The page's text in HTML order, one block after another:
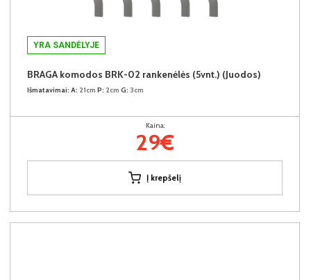
YRA SANDĖLYJE
BRAGA komodos BRK-02 rankenėlės (5vnt.) (Juodos)
Išmatavimai: A: 21cm P: 2cm G: 3cm
Kaina:
29€
Į krepšelį